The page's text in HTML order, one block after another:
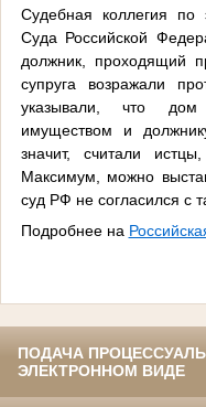
Судебная коллегия по
Суда Российской
должник, проходящий
супруга возражали
указывали, что дом
имуществом и
значит, считали
Максимум, можно
суд РФ не согласился с
Подробнее на
ПОДАЧА
ЭЛЕКТРОННОМ ВИДЕ